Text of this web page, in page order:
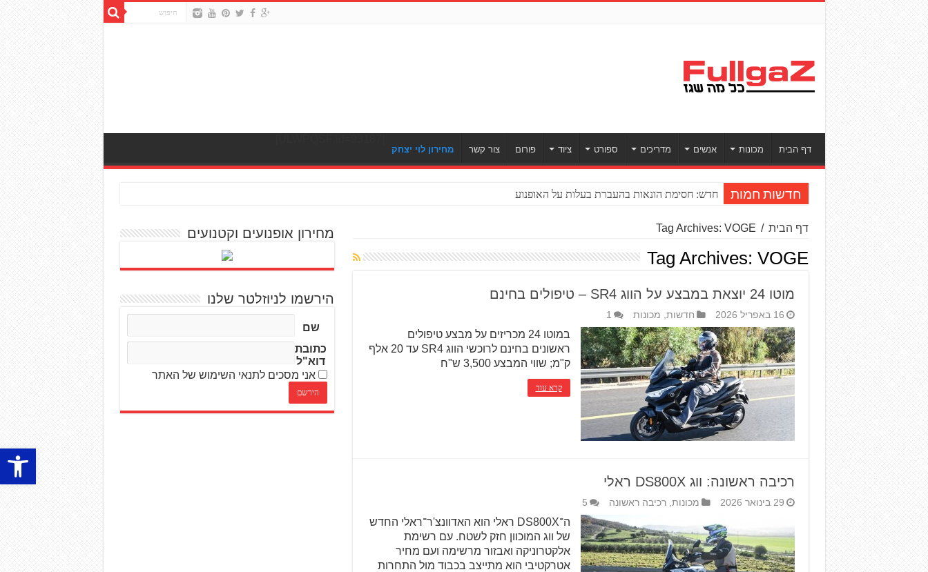
פתח
דף הבית מכונות אנשים מדריכים ספורט ציוד פורום צור קשר מחירון לוי יצחק
חדשות חמות חדש: חסימת הונאות בהעברת בעלות על האופנוע
דף הבית /
Tag Archives: VOGE
Tag Archives: VOGE
מוטו 24 יוצאת במבצע על הווג SR4 – טיפולים בחינם
16 באפריל 2026 חדשות, מכונות 1
במוטו 24 מכריזים על מבצע טיפולים
ראשונים בחינם לרוכשי הווג SR4 עד 20 אלף
ק"מ; שווי המבצע 3,500 ש"ח
קרא עוד
רכיבה ראשונה: ווג DS800X ראלי
29 בינואר 2026 מכונות,רכיבה ראשונה 5
ה־DS800X ראלי הוא האדוונצ'ר־ראלי החדש
של ווג המוכוון חזק לשטח. עם רשימת
אלקטרוניקה ואבזור מרשימה ועם מחיר
אטרקטיבי הוא מתייצב בכבוד מול התחרות
מחירון אופנועים וקטנועים
הירשמו לניוזלטר שלנו
שם
כתובת
דוא"ל
אני מסכים לתנאי השימוש של האתר